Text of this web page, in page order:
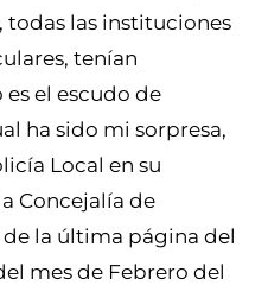
todas las instituciones
tenían
el escudo de
ha sido mi sorpresa,
Local en su
Concejalía de
la última página del
mes de Febrero del